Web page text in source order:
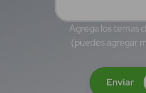
Agrega los temas
(puedes agregar
Enviar